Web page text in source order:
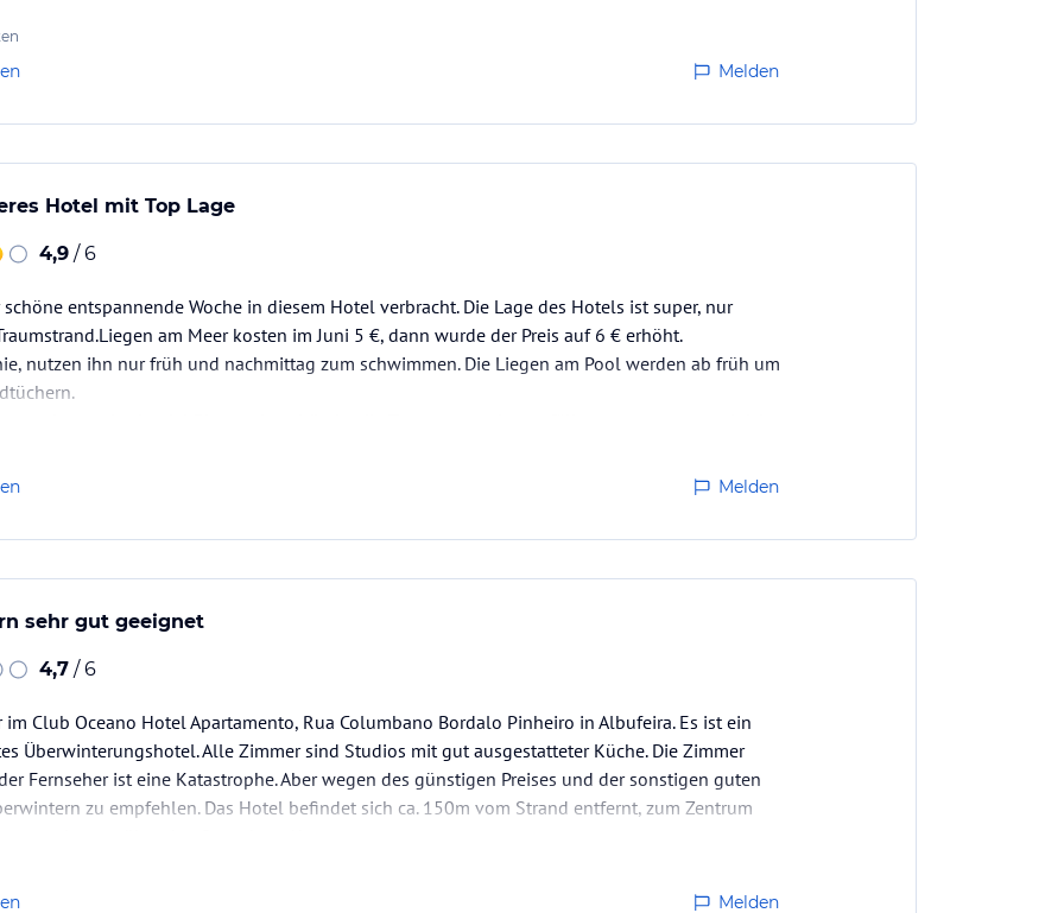
Gym ... alles da
ist halt schon alt. Die Klimaanlagen sind modern, der Rest hat mit Sicherheit 30 Jahre auf dem
Melden
Hotel mit Top Lage
4,9 / 6
entspannende Woche in diesem Hotel verbracht. Die Lage des Hotels ist super, nur
am Meer kosten im Juni 5 €, dann wurde der Preis auf 6 € erhöht.
nutzen ihn nur früh und nachmittag zum schwimmen. Die Liegen am Pool werden ab früh um
dort wunderbar sitzen.Die…
Melden
sehr gut geeignet
4,7 / 6
im Club Oceano Hotel Apartamento, Rua Columbano Bordalo Pinheiro in Albufeira. Es ist ein
Überwinterungshotel. Alle Zimmer sind Studios mit gut ausgestatteter Küche. Die Zimmer
Fernseher ist eine Katastrophe. Aber wegen des günstigen Preises und der sonstigen guten
zu empfehlen. Das Hotel befindet sich ca. 150m vom Strand entfernt, zum Zentrum
Melden